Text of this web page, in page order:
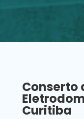
Conserto
Curitiba